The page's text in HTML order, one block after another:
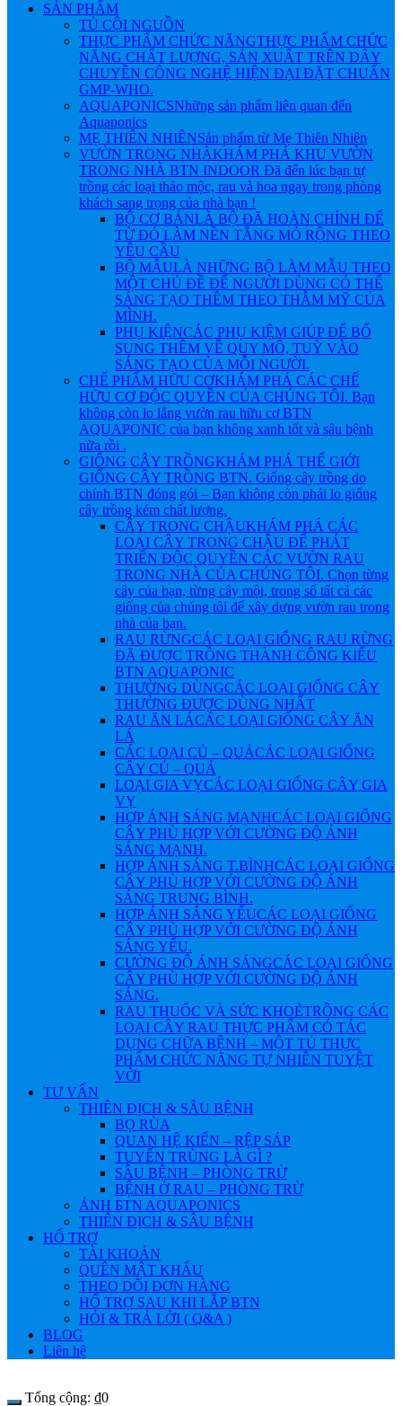
SẢN PHẨM
TỦ CỘI NGUỒN
THỰC PHẨM CHỨC NĂNGTHỰC PHẨM CHỨC
NĂNG CHẤT LƯỢNG, SẢN XUẤT TRÊN DÂY
CHUYỀN CÔNG NGHỆ HIỆN ĐẠI ĐẶT CHUẨN
GMP-WHO.
AQUAPONICSNhững sản phẩm liên quan đến
Aquaponics
MẸ THIÊN NHIÊNSản phẩm từ Mẹ Thiên Nhiên
VƯỜN TRONG NHÀKHÁM PHÁ KHU VƯỜN
TRONG NHÀ BTN INDOOR Đã đến lúc bạn tự
trồng các loại thảo mộc, rau và hoa ngay trong phòng
khách sang trọng của nhà bạn !
BỘ CƠ BẢNLÀ BỘ ĐÃ HOÀN CHỈNH ĐỂ
TỪ ĐÓ LÀM NỀN TẲNG MỎ RỘNG THEO
YÊU CẦU
BỘ MẪULÀ NHỮNG BỘ LÀM MẪU THEO
MỘT CHỦ ĐỀ ĐỂ NGƯỜI DÙNG CÓ THỂ
SÁNG TẠO THÊM THEO THẪM MỸ CỦA
MÌNH.
PHỤ KIỆNCÁC PHỤ KIỆM GIÚP ĐỂ BỔ
SUNG THÊM VỀ QUY MÔ, TUỲ VÀO
SÁNG TẠO CỦA MỖI NGƯỜI.
CHẾ PHẨM HỮU CƠKHÁM PHÁ CÁC CHẾ
HỮU CƠ ĐỘC QUYỀN CỦA CHÚNG TÔI. Bạn
không còn lo lắng vườn rau hữu cơ BTN
AQUAPONIC của bạn không xanh tốt và sâu bệnh
nữa rồi .
GIỐNG CÂY TRỒNGKHÁM PHÁ THẾ GIỚI
GIỐNG CÂY TRỒNG BTN. Giống cây trồng do
chính BTN đóng gói – Bạn không còn phải lo giống
cây trồng kém chất lượng.
CÂY TRONG CHẬUKHÁM PHÁ CÁC
LOẠI CÂY TRONG CHẬU ĐỂ PHÁT
TRIỂN ĐỘC QUYỀN CÁC VƯỜN RAU
TRONG NHÀ CỦA CHÚNG TÔI. Chọn từng
cây của bạn, từng cây một, trong số tất cả các
giống của chúng tôi để xây dựng vườn rau trong
nhà của bạn.
RAU RỪNGCÁC LOẠI GIỐNG RAU RỪNG
ĐÃ ĐƯỢC TRỒNG THÀNH CÔNG KIỂU
BTN AQUAPONIC
THƯỜNG DÙNGCÁC LOẠI GIỐNG CÂY
THƯỜNG ĐƯỢC DÙNG NHẤT
RAU ĂN LÁCÁC LOẠI GIỐNG CÂY ĂN
LÁ
CÁC LOẠI CỦ – QUẢCÁC LOẠI GIỐNG
CÂY CỦ – QUẢ
LOẠI GIA VỴCÁC LOẠI GIỐNG CÂY GIA
VỴ
HỢP ÁNH SÁNG MẠNHCÁC LOẠI GIỐNG
CÂY PHÙ HỢP VỚI CƯỜNG ĐỘ ÁNH
SÁNG MẠNH.
HỢP ÁNH SÁNG T.BÌNHCÁC LOẠI GIỐNG
CÂY PHÙ HỢP VỚI CƯỜNG ĐỘ ÁNH
SÁNG TRUNG BÌNH.
HỢP ÁNH SÁNG YẾUCÁC LOẠI GIỐNG
CÂY PHÙ HỢP VỚI CƯỜNG ĐỘ ÁNH
SÁNG YẾU.
CƯỜNG ĐỘ ÁNH SÁNGCÁC LOẠI GIỐNG
CÂY PHÙ HỢP VỚI CƯỜNG ĐỘ ÁNH
SÁNG.
RAU THUỐC VÀ SỨC KHOẺTRỒNG CÁC
LOẠI CÂY RAU THỰC PHẨM CÓ TÁC
DỤNG CHỮA BỆNH – MỘT TỦ THỰC
PHẨM CHỨC NĂNG TỰ NHIÊN TUYỆT
VỜI
TƯ VẤN
THIÊN ĐỊCH & SÂU BỆNH
BỌ RÙA
QUAN HỆ KIẾN – RỆP SÁP
TUYẾN TRÙNG LÀ GÌ ?
SÂU BỆNH – PHÒNG TRỪ
BỆNH Ở RAU – PHÒNG TRỪ
ẢNH БTN AQUAPONICS
THIÊN ĐỊCH & SÂU BỆNH
HỔ TRỢ
TÀI KHOẢN
QUÊN MẬT KHẨU
THEO DÕI ĐƠN HÀNG
HỔ TRỢ SAU KHI LẮP BTN
HỎI & TRẢ LỜI ( Q&A )
BLOG
Liên hệ
Tổng cộng: ₫0